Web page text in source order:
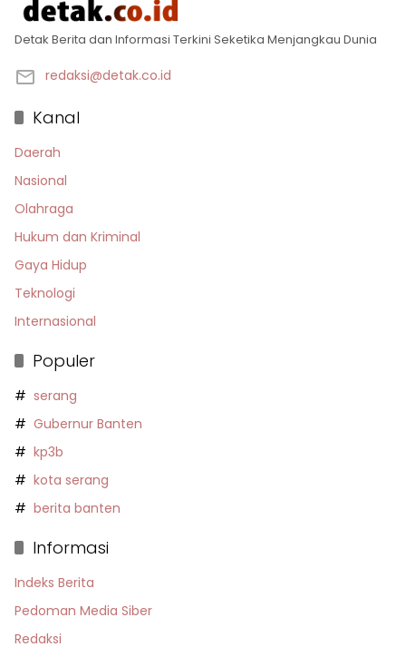
Detak Berita dan Informasi Terkini Seketika Menjangkau Dunia
redaksi@detak.co.id
Kanal
Daerah
Nasional
Olahraga
Hukum dan Kriminal
Gaya Hidup
Teknologi
Internasional
Populer
serang
Gubernur Banten
kp3b
kota serang
berita banten
Informasi
Indeks Berita
Pedoman Media Siber
Redaksi